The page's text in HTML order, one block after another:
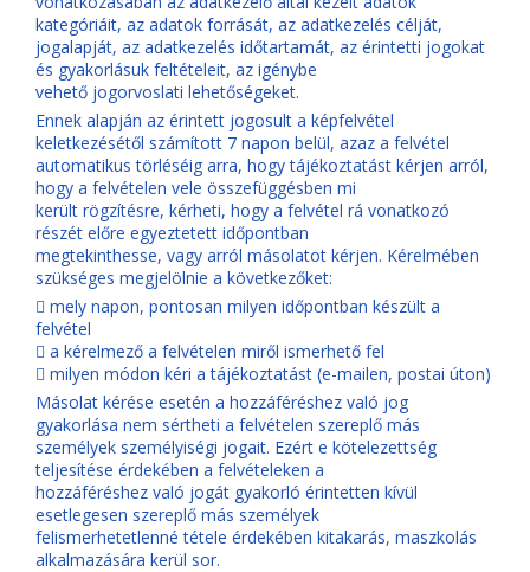
kategóriáit, az adatok forrását, az adatkezelés célját,
jogalapját, az adatkezelés időtartamát, az érintetti jogokat
és gyakorlásuk feltételeit, az igénybe
vehető jogorvoslati lehetőségeket.
Ennek alapján az érintett jogosult a képfelvétel
keletkezésétől számított 7 napon belül, azaz a felvétel
automatikus törléséig arra, hogy tájékoztatást kérjen arról,
hogy a felvételen vele összefüggésben mi
került rögzítésre, kérheti, hogy a felvétel rá vonatkozó
részét előre egyeztetett időpontban
megtekinthesse, vagy arról másolatot kérjen. Kérelmében
szükséges megjelölnie a következőket:
 mely napon, pontosan milyen időpontban készült a
felvétel
 a kérelmező a felvételen miről ismerhető fel
 milyen módon kéri a tájékoztatást (e-mailen, postai úton)
Másolat kérése esetén a hozzáféréshez való jog
gyakorlása nem sértheti a felvételen szereplő más
személyek személyiségi jogait. Ezért e kötelezettség
teljesítése érdekében a felvételeken a
hozzáféréshez való jogát gyakorló érintetten kívül
esetlegesen szereplő más személyek
felismerhetetlenné tétele érdekében kitakarás, maszkolás
alkalmazására kerül sor.